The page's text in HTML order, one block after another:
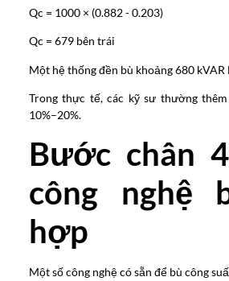
Qc = 1000 × (0.882 - 0.203)
Qc = 679 bên trái
Một hệ thống đền bù khoảng 680 kVAR
Trong thực tế, các kỹ sư thường
10%–20%.
Bước chân
công nghệ
hợp
Một số công nghệ có sẵn để bù công